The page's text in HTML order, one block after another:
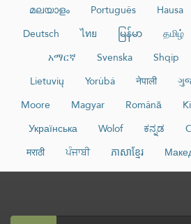
Hausa
Português
മലയാളം
தமிழ்
မြန်မာ
ไทย
Deutsch
Shqip
Svenska
አማርኛ
नेपाली
Yorùbá
Lietuvių
Română
Magyar
Moore
ಕನ್ನಡ
Wolof
Українська
ភាសាខ្មែរ
ਪੰਜਾਬੀ
मराठी